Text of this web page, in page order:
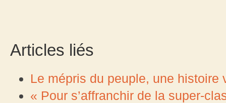
Articles liés
Le mépris du peuple, une
« Pour s’affranchir de la super-